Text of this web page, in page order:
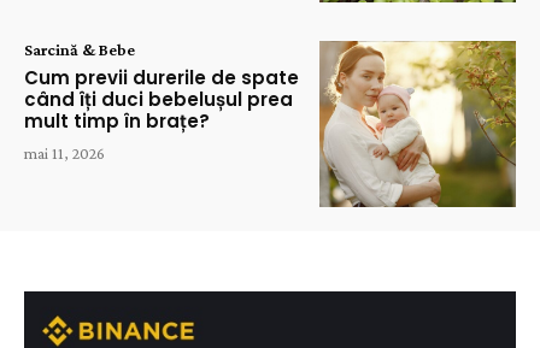
Sarcină & Bebe
Cum previi durerile de spate
când îți duci bebelușul prea
mult timp în brațe?
mai 11, 2026